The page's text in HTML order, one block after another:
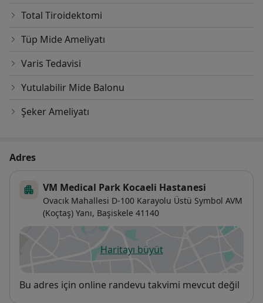
Total Tiroidektomi
Tüp Mide Ameliyatı
Varis Tedavisi
Yutulabilir Mide Balonu
Şeker Ameliyatı
Adres
VM Medical Park Kocaeli Hastanesi
Ovacık Mahallesi D-100 Karayolu Üstü Symbol AVM
(Koçtaş) Yanı, Başiskele 41140
Haritayı büyütyeni bir sekmede açılır
Uygunluk
Bu adres için online randevu takvimi mevcut değil